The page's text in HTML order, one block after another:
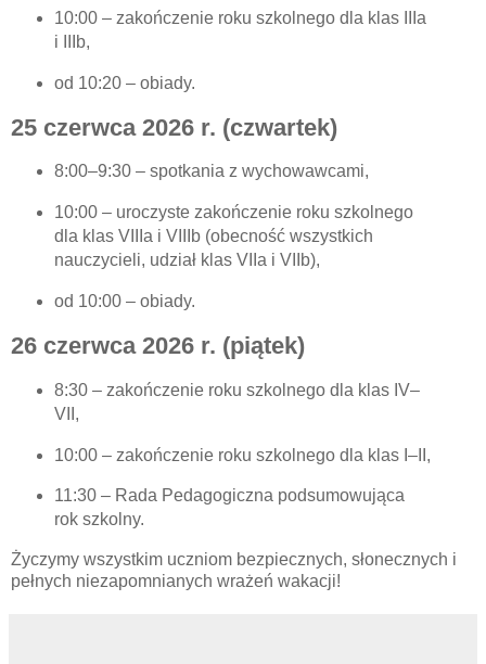
10:00 – zakończenie roku szkolnego dla klas IIIa
i IIIb,
od 10:20 – obiady.
25 czerwca 2026 r. (czwartek)
8:00–9:30 – spotkania z wychowawcami,
10:00 – uroczyste zakończenie roku szkolnego
dla klas VIIIa i VIIIb (obecność wszystkich
nauczycieli, udział klas VIIa i VIIb),
od 10:00 – obiady.
26 czerwca 2026 r. (piątek)
8:30 – zakończenie roku szkolnego dla klas IV–
VII,
10:00 – zakończenie roku szkolnego dla klas I–II,
11:30 – Rada Pedagogiczna podsumowująca
rok szkolny.
Życzymy wszystkim uczniom bezpiecznych, słonecznych i
pełnych niezapomnianych wrażeń wakacji!